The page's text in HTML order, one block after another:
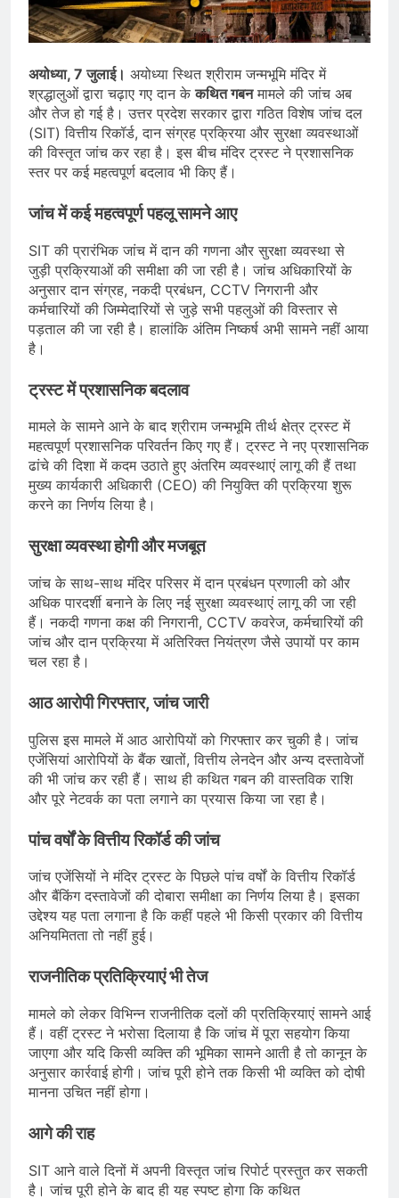
भारत ने 39 पदकों के साथ अभियान चौथे
स्थान पर समाप्त किया
August 8, 2026
स्वतंत्रता दिवस से पहले देशभर में ‘हर घर
तिरंगा’ अभियान और सांस्कृतिक कार्यक्रमों की
तैयारियाँ तेज़
August 7, 2026
IMD ने कई राज्यों में भारी बारिश और बाढ़ की
चेतावनी जारी की, उत्तर भारत और पूर्वोत्तर में
हाई अलर्ट
August 7, 2026
अयोध्या, 7 जुलाई। अयोध्या स्थित श्रीराम जन्मभूमि मंदिर में
श्रद्धालुओं द्वारा चढ़ाए गए दान केकथित गबनमामले की जांच अब
और तेज हो गई है। उत्तर प्रदेश सरकार द्वारा गठित विशेष जांच दल
(SIT) वित्तीय रिकॉर्ड, दान संग्रह प्रक्रिया और सुरक्षा व्यवस्थाओं
की विस्तृत जांच कर रहा है। इस बीच मंदिर ट्रस्ट ने प्रशासनिक
स्तर पर कई महत्वपूर्ण बदलाव भी किए हैं।
जांच में कई महत्वपूर्ण पहलू सामने आए
SIT की प्रारंभिक जांच में दान की गणना और सुरक्षा व्यवस्था से
जुड़ी प्रक्रियाओं की समीक्षा की जा रही है। जांच अधिकारियों के
अनुसार दान संग्रह, नकदी प्रबंधन, CCTV निगरानी और
कर्मचारियों की जिम्मेदारियों से जुड़े सभी पहलुओं की विस्तार से
पड़ताल की जा रही है। हालांकि अंतिम निष्कर्ष अभी सामने नहीं आया
है।
ट्रस्ट में प्रशासनिक बदलाव
मामले के सामने आने के बाद श्रीराम जन्मभूमि तीर्थ क्षेत्र ट्रस्ट में
महत्वपूर्ण प्रशासनिक परिवर्तन किए गए हैं। ट्रस्ट ने नए प्रशासनिक
ढांचे की दिशा में कदम उठाते हुए अंतरिम व्यवस्थाएं लागू की हैं तथा
मुख्य कार्यकारी अधिकारी (CEO) की नियुक्ति की प्रक्रिया शुरू
करने का निर्णय लिया है।
सुरक्षा व्यवस्था होगी और मजबूत
जांच के साथ-साथ मंदिर परिसर में दान प्रबंधन प्रणाली को और
अधिक पारदर्शी बनाने के लिए नई सुरक्षा व्यवस्थाएं लागू की जा रही
हैं। नकदी गणना कक्ष की निगरानी, CCTV कवरेज, कर्मचारियों की
जांच और दान प्रक्रिया में अतिरिक्त नियंत्रण जैसे उपायों पर काम
चल रहा है।
आठ आरोपी गिरफ्तार, जांच जारी
पुलिस इस मामले में आठ आरोपियों को गिरफ्तार कर चुकी है। जांच
एजेंसियां आरोपियों के बैंक खातों, वित्तीय लेनदेन और अन्य दस्तावेजों
की भी जांच कर रही हैं। साथ ही कथित गबन की वास्तविक राशि
और पूरे नेटवर्क का पता लगाने का प्रयास किया जा रहा है।
पांच वर्षों के वित्तीय रिकॉर्ड की जांच
जांच एजेंसियों ने मंदिर ट्रस्ट के पिछले पांच वर्षों के वित्तीय रिकॉर्ड
और बैंकिंग दस्तावेजों की दोबारा समीक्षा का निर्णय लिया है। इसका
उद्देश्य यह पता लगाना है कि कहीं पहले भी किसी प्रकार की वित्तीय
अनियमितता तो नहीं हुई।
राजनीतिक प्रतिक्रियाएं भी तेज
मामले को लेकर विभिन्न राजनीतिक दलों की प्रतिक्रियाएं सामने आई
हैं। वहीं ट्रस्ट ने भरोसा दिलाया है कि जांच में पूरा सहयोग किया
जाएगा और यदि किसी व्यक्ति की भूमिका सामने आती है तो कानून के
अनुसार कार्रवाई होगी। जांच पूरी होने तक किसी भी व्यक्ति को दोषी
मानना उचित नहीं होगा।
आगे की राह
SIT आने वाले दिनों में अपनी विस्तृत जांच रिपोर्ट प्रस्तुत कर सकती
है। जांच पूरी होने के बाद ही यह स्पष्ट होगा कि कथित